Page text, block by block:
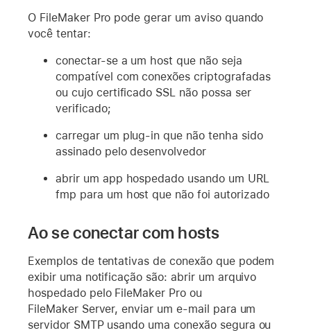
O FileMaker Pro pode gerar um aviso quando
você tentar:
conectar-se a um host que não seja
compatível com conexões criptografadas
ou cujo certificado SSL não possa ser
verificado;
carregar um plug-in que não tenha sido
assinado pelo desenvolvedor
abrir um app hospedado usando um URL
fmp para um host que não foi autorizado
Ao se conectar com hosts
Exemplos de tentativas de conexão que podem
exibir uma notificação são: abrir um arquivo
hospedado pelo FileMaker Pro ou
FileMaker Server, enviar um e-mail para um
servidor SMTP usando uma conexão segura ou